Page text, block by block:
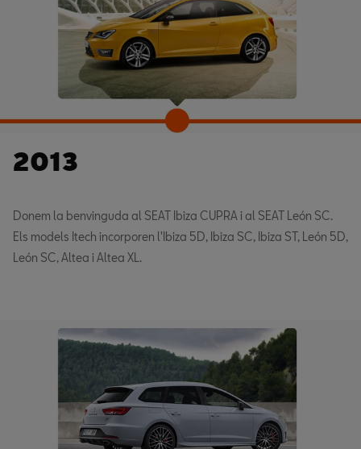
2013
Donem la benvinguda al SEAT Ibiza CUPRA i al SEAT León SC.
Els models Itech incorporen l'Ibiza 5D, Ibiza SC, Ibiza ST, León 5D,
León SC, Altea i Altea XL.